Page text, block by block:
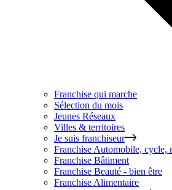
Franchise qui marche
Sélection du mois
Jeunes Réseaux
Villes & territoires
Je suis franchiseur
Franchise Automobile, cycle,
Franchise Bâtiment
Franchise Beauté - bien être
Franchise Alimentaire